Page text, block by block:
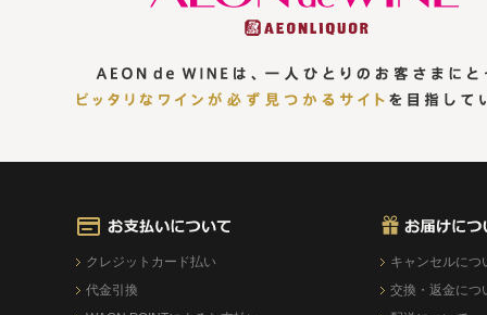
クレジットカード払い
代金引換
キャンセルにつ
交換・返金につ